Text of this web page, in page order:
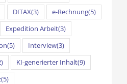
DITAX(3) e-Rechnung(5)
Expedition Arbeit(3)
(5) Interview(3)
KI-generierter Inhalt(9)
(5)